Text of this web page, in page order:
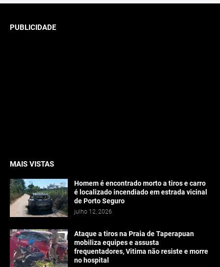
PUBLICIDADE
MAIS VISTAS
Homem é encontrado morto a tiros e carro
é localizado incendiado em estrada vicinal
de Porto Seguro
julho 12, 2026
Ataque a tiros na Praia de Taperapuan
mobiliza equipes e assusta
frequentadores, Vitima não resiste e morre
no hospital